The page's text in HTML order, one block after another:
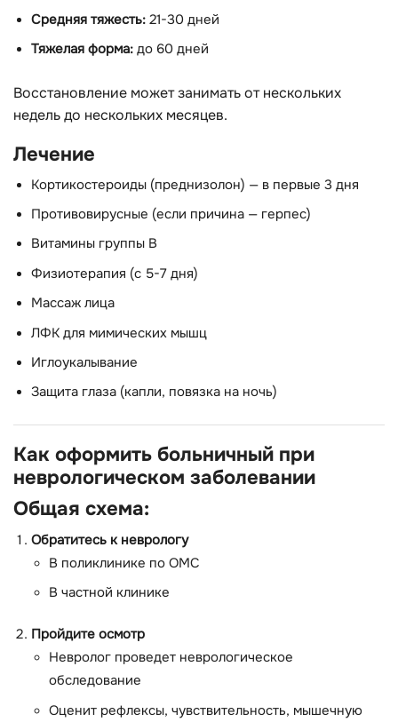
Средняя тяжесть: 21-30 дней
Тяжелая форма: до 60 дней
Восстановление может занимать от нескольких
недель до нескольких месяцев.
Лечение
Кортикостероиды (преднизолон) — в первые 3 дня
Противовирусные (если причина — герпес)
Витамины группы В
Физиотерапия (с 5-7 дня)
Массаж лица
ЛФК для мимических мышц
Иглоукалывание
Защита глаза (капли, повязка на ночь)
Как оформить больничный при
неврологическом заболевании
Общая схема:
Обратитесь к неврологу
В поликлинике по ОМС
В частной клинике
Пройдите осмотр
Невролог проведет неврологическое
обследование
Оценит рефлексы, чувствительность, мышечную